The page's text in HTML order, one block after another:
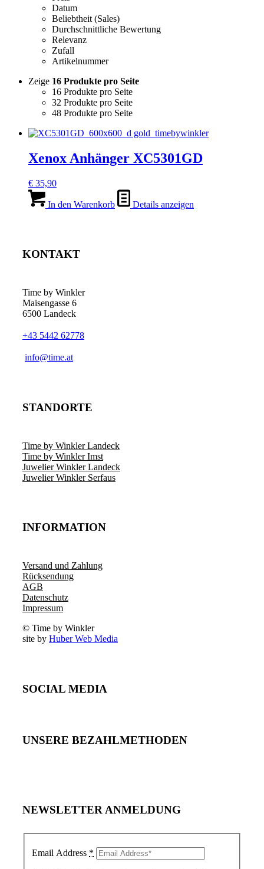
Datum
Beliebtheit (Sales)
Durchschnittliche Bewertung
Relevanz
Zufall
Artikelnummer
Zeige 16 Produkte pro Seite
16 Produkte pro Seite
32 Produkte pro Seite
48 Produkte pro Seite
Xenox Anhänger XC5301GD
€ 35,90
In den Warenkorb Details anzeigen
KONTAKT
Time by Winkler
Maisengasse 6
6500 Landeck
+43 5442 62778
­info@time.at
STANDORTE
Time by Winkler Landeck
Time by Winkler Imst
Juwelier Winkler Landeck
Juwelier Winkler Serfaus
INFORMATION
Versand und Zahlung
Rücksendung
AGB
Datenschutz
Impressum
© Time by Winkler
site by Huber Web Media
SOCIAL MEDIA
UNSERE BEZAHLMETHODEN
NEWSLETTER ANMELDUNG
Email Address *